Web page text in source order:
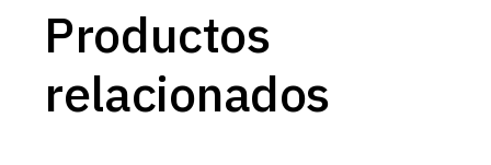
Productos
relacionados